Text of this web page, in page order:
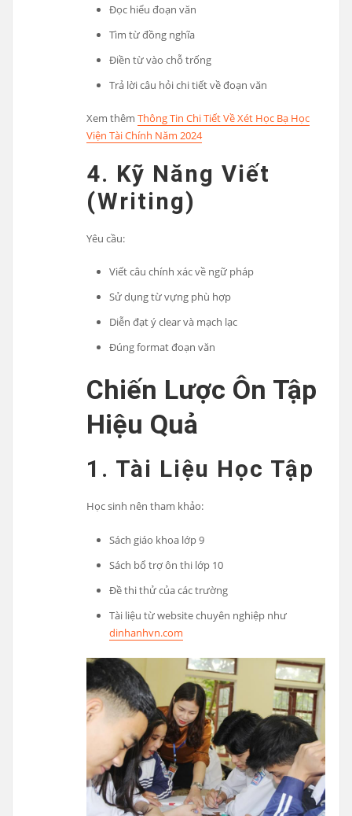
Đọc hiểu đoạn văn
Tìm từ đồng nghĩa
Điền từ vào chỗ trống
Trả lời câu hỏi chi tiết về đoạn văn
Xem thêmThông Tin Chi Tiết Về Xét Học Bạ Học
Viện Tài Chính Năm 2024
4. Kỹ Năng Viết
(Writing)
Yêu cầu:
Viết câu chính xác về ngữ pháp
Sử dụng từ vựng phù hợp
Diễn đạt ý clear và mạch lạc
Đúng format đoạn văn
Chiến Lược Ôn Tập
Hiệu Quả
1. Tài Liệu Học Tập
Học sinh nên tham khảo:
Sách giáo khoa lớp 9
Sách bổ trợ ôn thi lớp 10
Đề thi thử của các trường
Tài liệu từ website chuyên nghiệp như
dinhanhvn.com